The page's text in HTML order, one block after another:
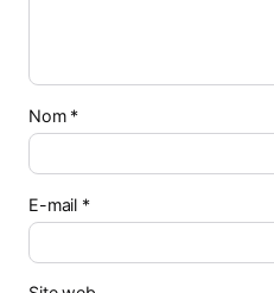
Nom *
E-mail *